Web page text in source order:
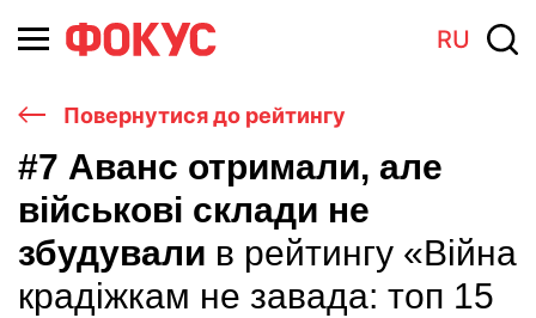
RU
Повернутися до рейтингу
#7 Аванс отримали, але
військові склади не
збудували в рейтингу «Війна
крадіжкам не завада: топ 15